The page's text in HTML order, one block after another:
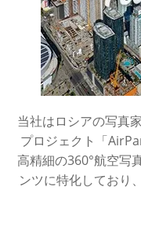
当社はロシアの写真
プロジェクト「
高精細の360°航空写
ンツに特化しており